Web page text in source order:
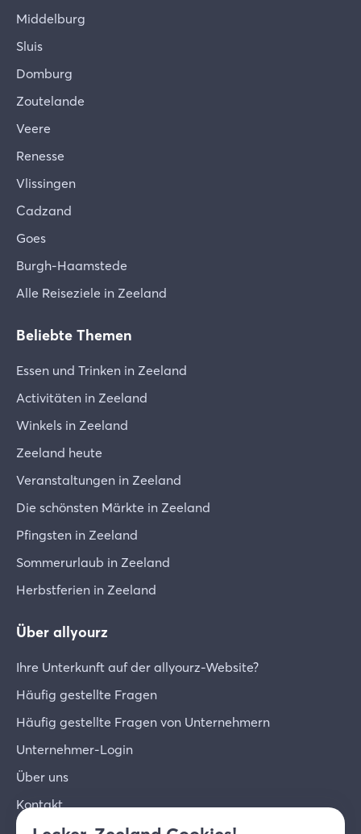
Middelburg
Sluis
Domburg
Zoutelande
Veere
Renesse
Vlissingen
Cadzand
Goes
Burgh-Haamstede
Alle Reiseziele in Zeeland
Beliebte Themen
Essen und Trinken in Zeeland
Activitäten in Zeeland
Winkels in Zeeland
Zeeland heute
Veranstaltungen in Zeeland
Die schönsten Märkte in Zeeland
Pfingsten in Zeeland
Sommerurlaub in Zeeland
Herbstferien in Zeeland
Über allyourz
Ihre Unterkunft auf der allyourz-Website?
Häufig gestellte Fragen
Häufig gestellte Fragen von Unternehmern
Unternehmer-Login
Über uns
Kontakt